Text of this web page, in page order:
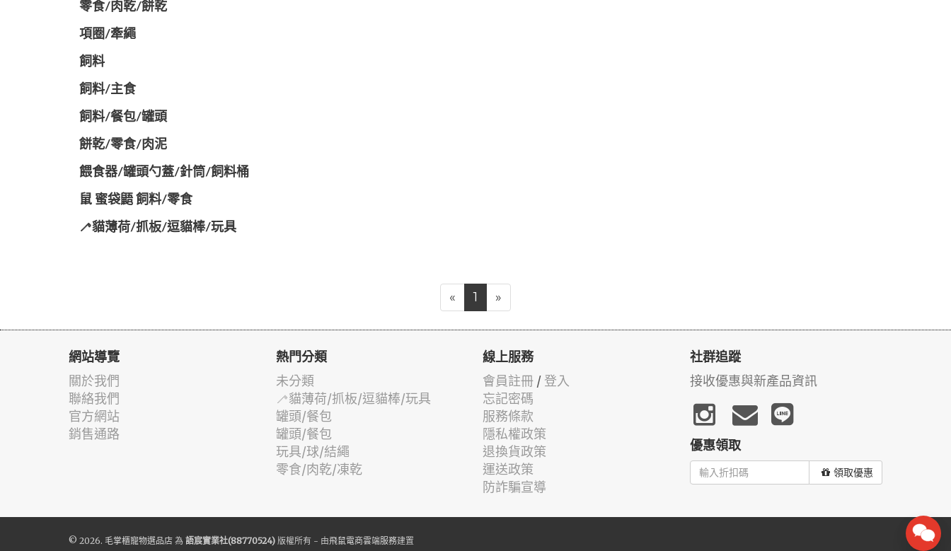
零食/肉乾/餅乾
項圈/牽繩
飼料
飼料/主食
飼料/餐包/罐頭
餅乾/零食/肉泥
餵食器/罐頭勺蓋/針筒/飼料桶
鼠 蜜袋鼯 飼料/零食
🦯貓薄荷/抓板/逗貓棒/玩具
« 1 »
網站導覽
關於我們
聯絡我們
官方網站
銷售通路
熱門分類
未分類
🦯貓薄荷/抓板/逗貓棒/玩具
罐頭/餐包
罐頭/餐包
玩具/球/結繩
零食/肉乾/凍乾
線上服務
會員註冊 / 登入
忘記密碼
服務條款
隱私權政策
退換貨政策
運送政策
防詐騙宣導
社群追蹤
接收優惠與新產品資訊
優惠領取
領取優惠
© 2026. 毛掌櫃寵物選品店 為 語宸實業社(88770524) 版權所有 - 由飛鼠電商雲端服務建置